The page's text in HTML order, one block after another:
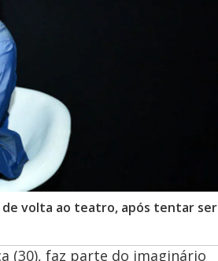
de volta ao teatro, após tentar ser
(30), faz parte do imaginário